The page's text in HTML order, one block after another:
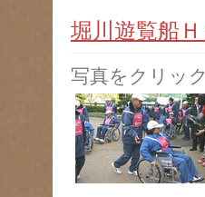
堀川遊覧船Ｈ
写真をクリッ